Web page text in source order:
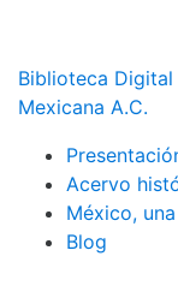
Biblioteca Digital
Mexicana A.C.
Acervo
México,
Blog